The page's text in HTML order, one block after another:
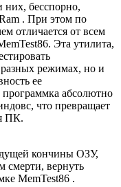
них, бесспорно,
. При этом по
отличается от всем
Эта утилита,
режимах, но и
ее
абсолютно
что превращает
ПК.
кончины ОЗУ,
смерти, вернуть
MemTest86 .